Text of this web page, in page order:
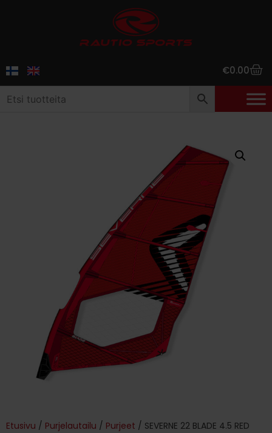
€0.00
Etusivu / Purjelautailu / Purjeet / SEVERNE 22 BLADE 4.5 RED